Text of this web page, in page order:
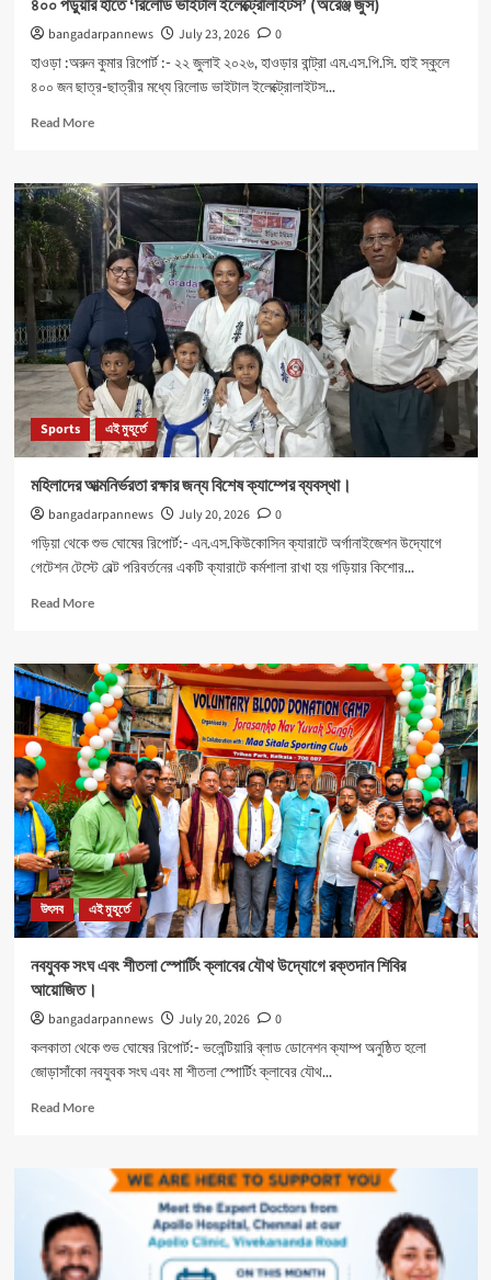
৪০০ পড়ুয়ার হাতে ‘রিলোড ভাইটাল ইলেক্ট্রোলাইটস’ (অরেঞ্জ জুস)
bangadarpannews July 23, 2026
0
হাওড়া :অরুন কুমার রিপোর্ট :- ২২ জুলাই ২০২৬, হাওড়ার বান্ট্রা এম.এস.পি.সি. হাই স্কুলে
৪০০ জন ছাত্র-ছাত্রীর মধ্যে রিলোড ভাইটাল ইলেক্ট্রোলাইটস...
Read MoreRead
৪০০
পড়ুয়ার
হাতে
‘রিলোড
ভাইটাল
ইলেক্ট্রোলাইটস’
(অরেঞ্জ
জুস)
Sports এই মুহূর্তে
মহিলাদের আত্মনির্ভরতা রক্ষার জন্য বিশেষ ক্যাম্পের ব্যবস্থা।
bangadarpannews July 20, 2026
0
গড়িয়া থেকে শুভ ঘোষের রিপোর্ট:- এন.এস.কিউকোসিন ক্যারাটে অর্গানাইজেশন উদ্যোগে
গেটেশন টেস্টে বেল্ট পরিবর্তনের একটি ক্যারাটে কর্মশালা রাখা হয় গড়িয়ার কিশোর...
Read MoreRead
মহিলাদের
আত্মনির্ভরতা
রক্ষার
জন্য
বিশেষ
ক্যাম্পের
ব্যবস্থা।
উৎসব এই মুহূর্তে
নবযুবক সংঘ এবং শীতলা স্পোর্টিং ক্লাবের যৌথ উদ্যোগে রক্তদান শিবির
আয়োজিত।
bangadarpannews July 20, 2026
0
কলকাতা থেকে শুভ ঘোষের রিপোর্ট:- ভলেন্টিয়ারি ব্লাড ডোনেশন ক্যাম্প অনুষ্ঠিত হলো
জোড়াসাঁকো নবযুবক সংঘ এবং মা শীতলা স্পোর্টিং ক্লাবের যৌথ...
Read MoreRead
নবযুবক
সংঘ
শীতলা
স্পোর্টিং
ক্লাবের